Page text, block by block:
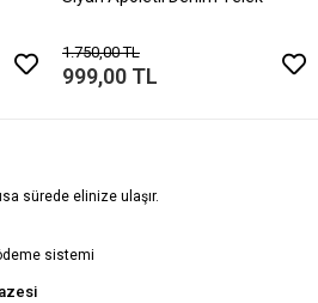
1.750,00 TL
999,00 TL
sürede elinize ulaşır.
sistemi